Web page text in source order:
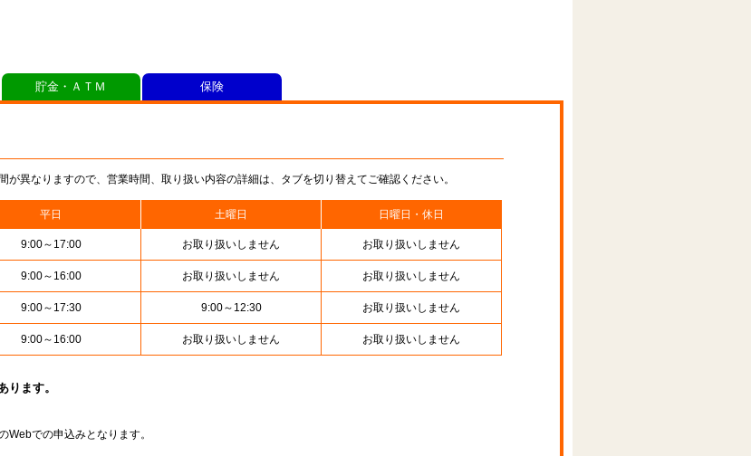
異なりますので、営業時間、取り扱い内容の詳細は、タブを切り替えてご確認ください。
平日 土曜日 日曜日・休日
9:00～17:00 お取り扱いしません お取り扱いしません
9:00～16:00 お取り扱いしません お取り扱いしません
9:00～17:30 9:00～12:30 お取り扱いしません
9:00～16:00 お取り扱いしません お取り扱いしません
ます。
での申込みとなります。
貯金・ＡＴＭ 保険